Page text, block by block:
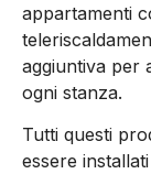
appartamenti
aggiuntiva per
ogni stanza.
Tutti questi
essere